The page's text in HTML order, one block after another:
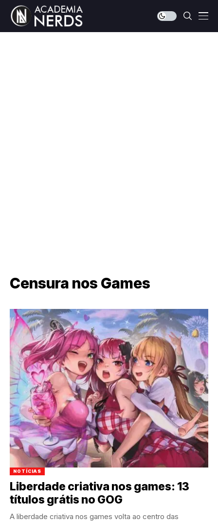
Censura nos Games
NOTÍCIAS
Liberdade criativa nos games: 13
títulos grátis no GOG
A liberdade criativa nos games volta ao centro das